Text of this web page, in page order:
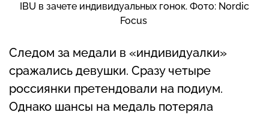
IBU в зачете индивидуальных гонок. Фото: Nordic
Focus
Следом за медали в «индивидуалки»
сражались девушки. Сразу четыре
россиянки претендовали на подиум.
Однако шансы на медаль потеряла